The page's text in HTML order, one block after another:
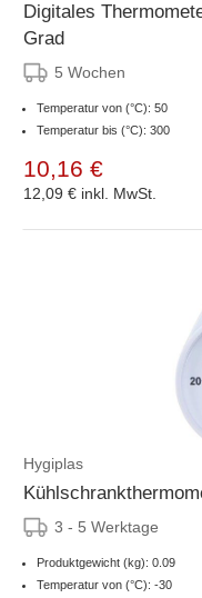
Digitales
Grad
5 Wochen
Temperatur von (°C): 50
Temperatur bis (°C): 300
10,16 €
12,09 € inkl. MwSt.
Hygiplas
3 - 5 Werktage
Produktgewicht (kg): 0.09
Temperatur von (°C): -30